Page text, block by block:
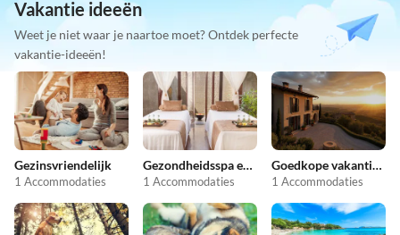
Vakantie ideeën
Weet je niet waar je naartoe moet? Ontdek perfecte
vakantie-ideeën!
Gezinsvriendelijk
1 Accommodaties
Gezondheidsspa en schoonheid
1 Accommodaties
Goedkope vakantieappartementen
1 Accommodaties